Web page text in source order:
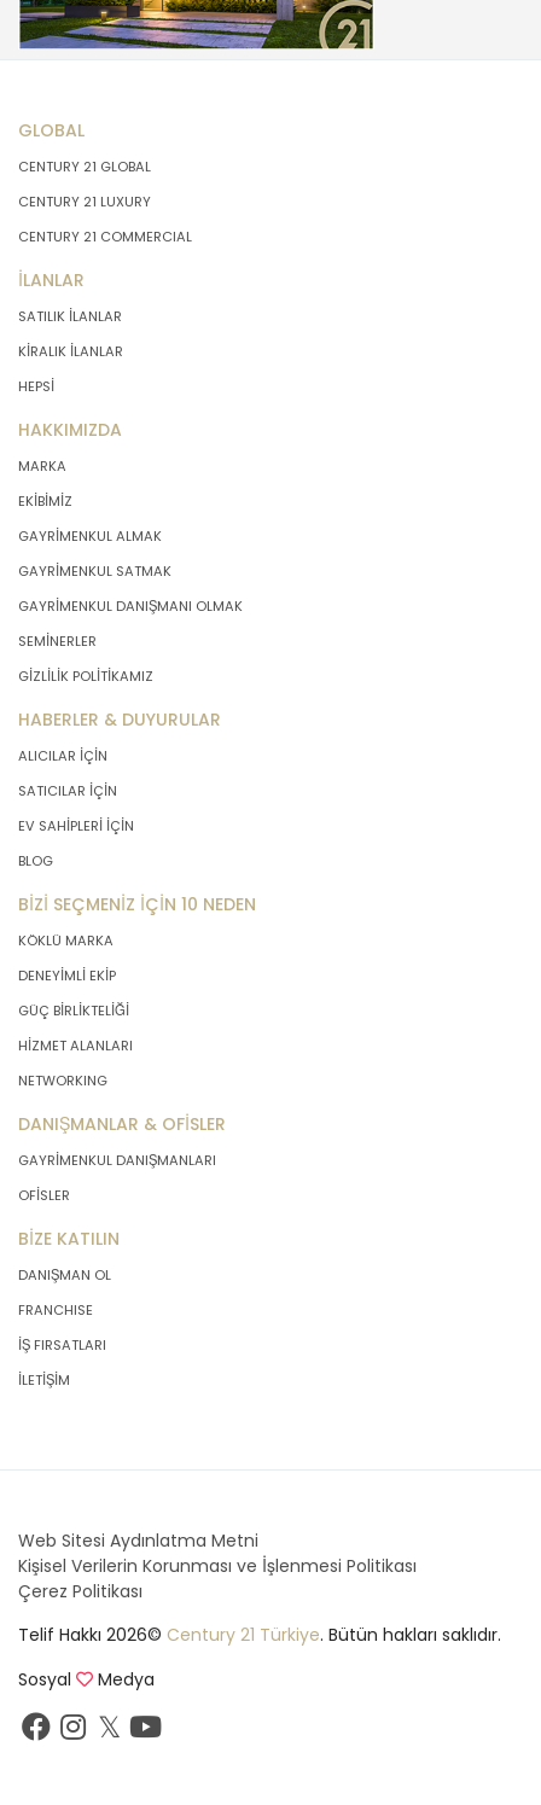
GLOBAL
CENTURY 21 GLOBAL
CENTURY 21 LUXURY
CENTURY 21 COMMERCIAL
İLANLAR
SATILIK İLANLAR
KİRALIK İLANLAR
HEPSİ
HAKKIMIZDA
MARKA
EKİBİMİZ
GAYRİMENKUL ALMAK
GAYRİMENKUL SATMAK
GAYRİMENKUL DANIŞMANI OLMAK
SEMİNERLER
GİZLİLİK POLİTİKAMIZ
HABERLER & DUYURULAR
ALICILAR İÇİN
SATICILAR İÇİN
EV SAHİPLERİ İÇİN
BLOG
BİZİ SEÇMENİZ İÇİN 10 NEDEN
KÖKLÜ MARKA
DENEYİMLİ EKİP
GÜÇ BİRLİKTELİĞİ
HİZMET ALANLARI
NETWORKING
DANIŞMANLAR & OFİSLER
GAYRİMENKUL DANIŞMANLARI
OFİSLER
BİZE KATILIN
DANIŞMAN OL
FRANCHISE
İŞ FIRSATLARI
İLETİŞİM
Web Sitesi Aydınlatma Metni
Kişisel Verilerin Korunması ve İşlenmesi Politikası
Çerez Politikası
Telif Hakkı 2026© Century 21 Türkiye. Bütün hakları saklıdır.
Sosyal
Medya